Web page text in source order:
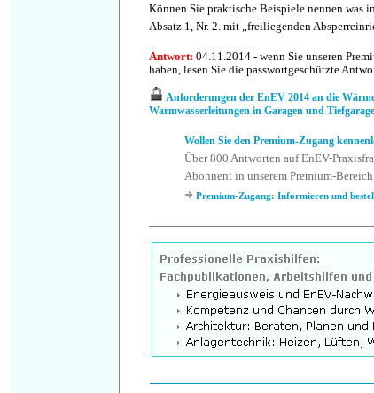
Können Sie praktische Beispiele nennen was
Absatz 1, Nr. 2. mit „freiliegenden
Antwort: 04.11.2014 - wenn Sie unseren
haben, lesen Sie die passwortgeschützte
Anforderungen der EnEV 2014 an die
Warmwasserleitungen in Garagen und
Wollen Sie den Premium-Zugang
Über 800 Antworten auf EnEV-
Abonnent in unserem Premium-
Premium-Zugang: Informieren und